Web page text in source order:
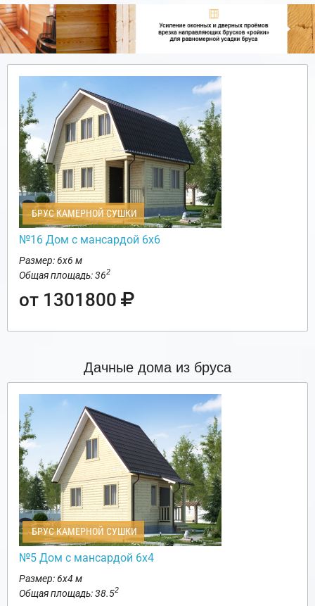
БРУС КАМЕРНОЙ СУШКИ
№16 Дом с мансардой 6х6
Размер: 6х6 м
Общая площадь: 362
от 1301800
Дачные дома из бруса
БРУС КАМЕРНОЙ СУШКИ
№5 Дом с мансардой 6х4
Размер: 6х4 м
Общая площадь: 38.52